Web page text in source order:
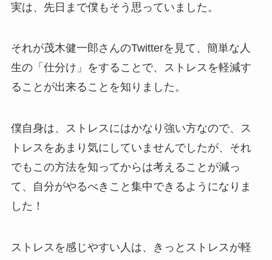
実は、先日まで僕もそう思っていました。
それが茂木健一郎さんのTwitterを見て、簡単な人
生の「仕分け」をすることで、ストレスを軽減す
ることが出来ることを知りました。
僕自身は、ストレスにはかなり強い方なので、ス
トレスをあまり気にしていませんでしたが、それ
でもこの方法を知ってからは考えることが減っ
て、自分がやるべきこと集中できるようになりま
した！
ストレスを感じやすい人は、きっとストレスが軽